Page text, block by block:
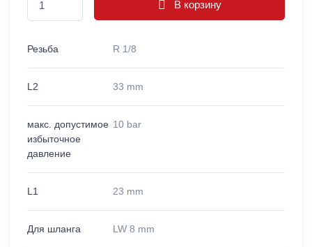
В корзину
Резьба R 1/8
L2 33 mm
макс. допустимое
избыточное
давление
10 bar
L1 23 mm
Для шланга LW 8 mm